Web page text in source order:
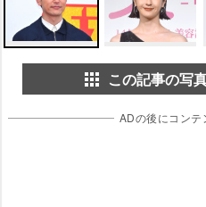
この記事の写
ADの後にコンテ